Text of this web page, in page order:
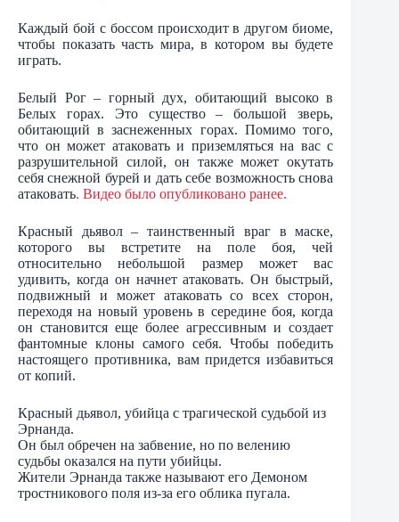
Каждый бой с боссом происходит в другом биоме,
чтобы показать часть мира, в котором вы будете
играть.
Белый Рог – горный дух, обитающий высоко в
Белых горах. Это существо – большой зверь,
обитающий в заснеженных горах. Помимо того,
что он может атаковать и приземляться на вас с
разрушительной силой, он также может окутать
себя снежной бурей и дать себе возможность снова
атаковать. Видео было опубликовано ранее.
Красный дьявол – таинственный враг в маске,
которого вы встретите на поле боя, чей
относительно небольшой размер может вас
удивить, когда он начнет атаковать. Он быстрый,
подвижный и может атаковать со всех сторон,
переходя на новый уровень в середине боя, когда
он становится еще более агрессивным и создает
фантомные клоны самого себя. Чтобы победить
настоящего противника, вам придется избавиться
от копий.
Красный дьявол, убийца с трагической судьбой из
Эрнанда.
Он был обречен на забвение, но по велению
судьбы оказался на пути убийцы.
Жители Эрнанда также называют его Демоном
тростникового поля из-за его облика пугала.